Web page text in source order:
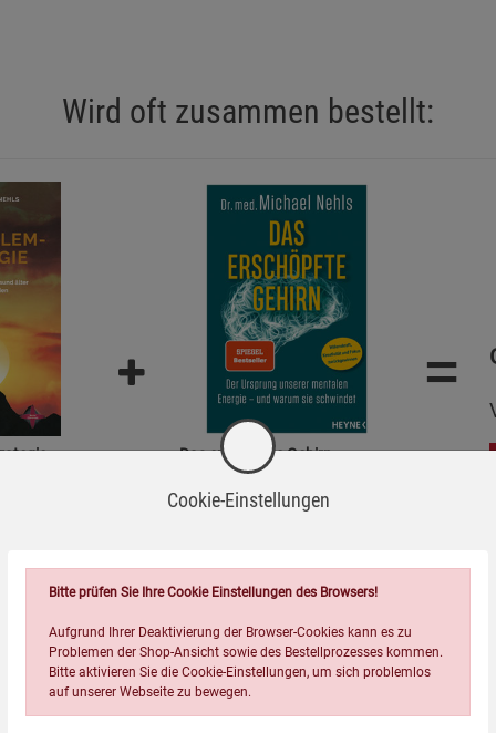
Wird oft zusammen bestellt:
Das erschöpfte Gehirn
22,00 €
=
Topseller der Kategorie
Cookie-Einstellungen
Bitte prüfen Sie Ihre Cookie Einstellungen des Browsers!
Aufgrund Ihrer Deaktivierung der Browser-Cookies kann es zu
Problemen der Shop-Ansicht sowie des Bestellprozesses kommen.
Bitte aktivieren Sie die Cookie-Einstellungen, um sich problemlos
auf unserer Webseite zu bewegen.